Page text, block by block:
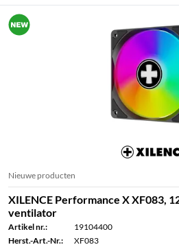
Nieuwe producten
XILENCE Performance X XF083,
ventilator
Artikel nr.:
19104400
Herst.-Art.-Nr.:
XF083